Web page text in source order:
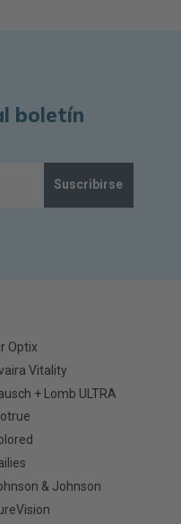
boletín
Suscribirse
Optix
Vitality
+ Lomb ULTRA
& Johnson